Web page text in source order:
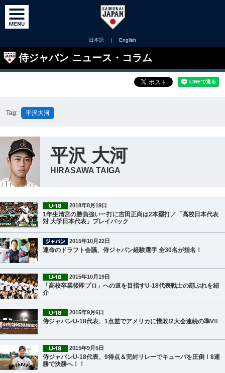
日本語 ｜ English
侍ジャパン ニュース・コラム
Tag: 平沢大河
平沢 大河
HIRASAWA TAIGA
2018年8月19日
1年生清宮の勝負強い一打に吉田正尚は2本塁打／「高校日本代表
対 大学日本代表」プレイバック
2015年10月22日
運命のドラフト会議、侍ジャパン経験選手 全30名が指名！
2015年10月19日
「高校卒業後即プロ」への道を目指すU-18代表戦士の顔ぶれを紹
介
2015年9月6日
侍ジャパンU-18代表、1点差でアメリカに惜敗!2大会連続の準V!!
2015年9月5日
侍ジャパンU-18代表、9得点＆完封リレーでキューバを圧倒！8連
勝で決勝へ！！